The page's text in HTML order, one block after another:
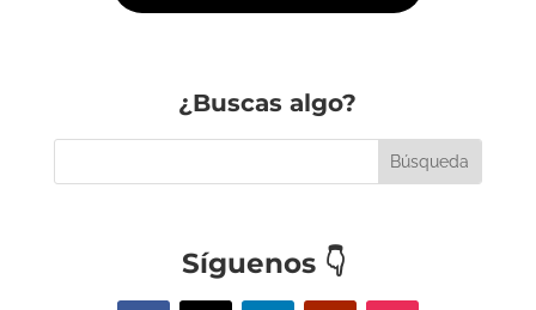
¿Buscas algo?
Síguenos 👇